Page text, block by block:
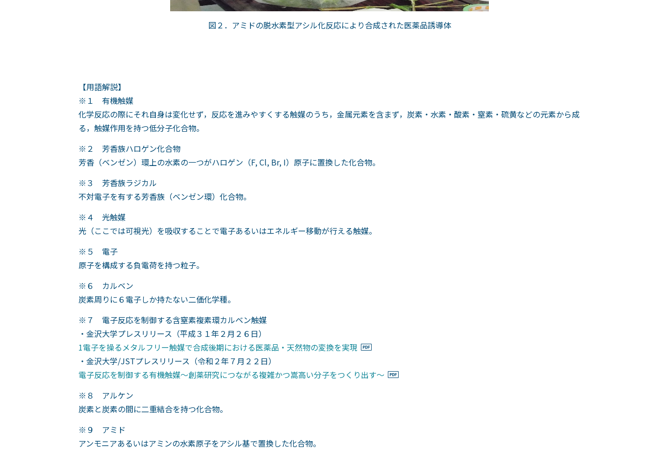
図２．アミドの脱水素型アシル化反応により合成された医薬品誘導体
【用語解説】
※１ 有機触媒
化学反応の際にそれ自身は変化せず，反応を進みやすくする触媒のうち，金属元素を含まず，炭素・水素・酸素・窒素・硫黄などの元素から成
る，触媒作用を持つ低分子化合物。
※２ 芳香族ハロゲン化合物
芳香（ベンゼン）環上の水素の一つがハロゲン（F, Cl, Br, I）原子に置換した化合物。
※３ 芳香族ラジカル
不対電子を有する芳香族（ベンゼン環）化合物。
※４ 光触媒
光（ここでは可視光）を吸収することで電子あるいはエネルギー移動が行える触媒。
※５ 電子
原子を構成する負電荷を持つ粒子。
※６ カルベン
炭素周りに６電子しか持たない二価化学種。
※７ 電子反応を制御する含窒素複素環カルベン触媒
・金沢大学プレスリリース（平成３１年２月２６日）
1電子を操るメタルフリー触媒で合成後期における医薬品・天然物の変換を実現
・金沢大学/JSTプレスリリース（令和２年７月２２日）
電子反応を制御する有機触媒～創薬研究につながる複雑かつ嵩高い分子をつくり出す～
※８ アルケン
炭素と炭素の間に二重結合を持つ化合物。
※９ アミド
アンモニアあるいはアミンの水素原子をアシル基で置換した化合物。